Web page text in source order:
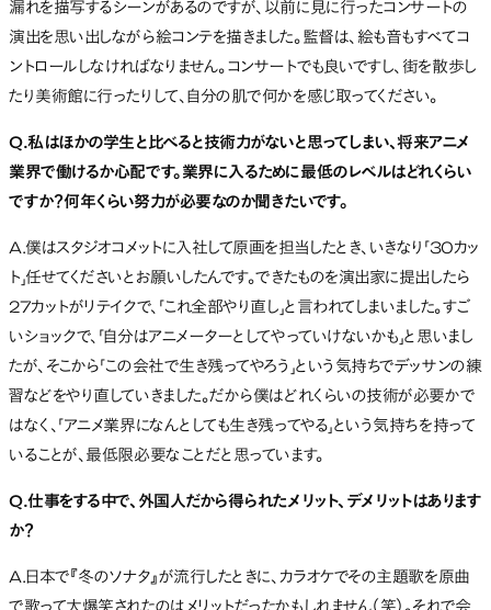
漏れを描写するシーンがあるのですが、以前に見に行ったコンサートの
演出を思い出しながら絵コンテを描きました。監督は、絵も音もすべてコ
ントロールしなければなりません。コンサートでも良いですし、街を散歩し
たり美術館に行ったりして、自分の肌で何かを感じ取ってください。
Q.私はほかの学生と比べると技術力がないと思ってしまい、将来アニメ
業界で働けるか心配です。業界に入るために最低のレベルはどれくらい
ですか？何年くらい努力が必要なのか聞きたいです。
A.僕はスタジオコメットに入社して原画を担当したとき、いきなり「30カッ
ト」任せてくださいとお願いしたんです。できたものを演出家に提出したら
27カットがリテイクで、「これ全部やり直し」と言われてしまいました。すご
いショックで、「自分はアニメーターとしてやっていけないかも」と思いまし
たが、そこから「この会社で生き残ってやろう」という気持ちでデッサンの練
習などをやり直していきました。だから僕はどれくらいの技術が必要かで
はなく、「アニメ業界になんとしても生き残ってやる」という気持ちを持って
いることが、最低限必要なことだと思っています。
Q.仕事をする中で、外国人だから得られたメリット、デメリットはあります
か？
A.日本で『冬のソナタ』が流行したときに、カラオケでその主題歌を原曲